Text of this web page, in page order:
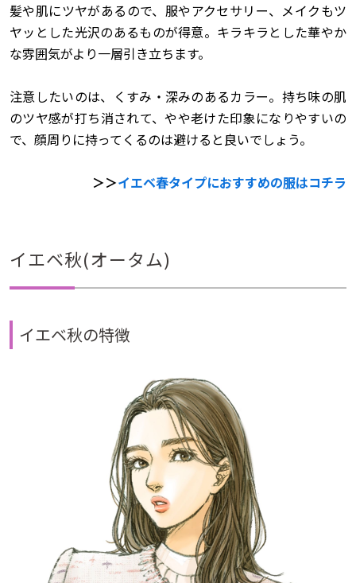
髪や肌にツヤがあるので、服やアクセサリー、メイクもツ
ヤッとした光沢のあるものが得意。キラキラとした華やか
な雰囲気がより一層引き立ちます。
注意したいのは、くすみ・深みのあるカラー。持ち味の肌
のツヤ感が打ち消されて、やや老けた印象になりやすいの
で、顔周りに持ってくるのは避けると良いでしょう。
＞＞イエベ春タイプにおすすめの服はコチラ
イエベ秋(オータム)
イエベ秋の特徴